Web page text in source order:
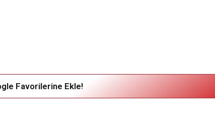
Favorilerine Ekle!